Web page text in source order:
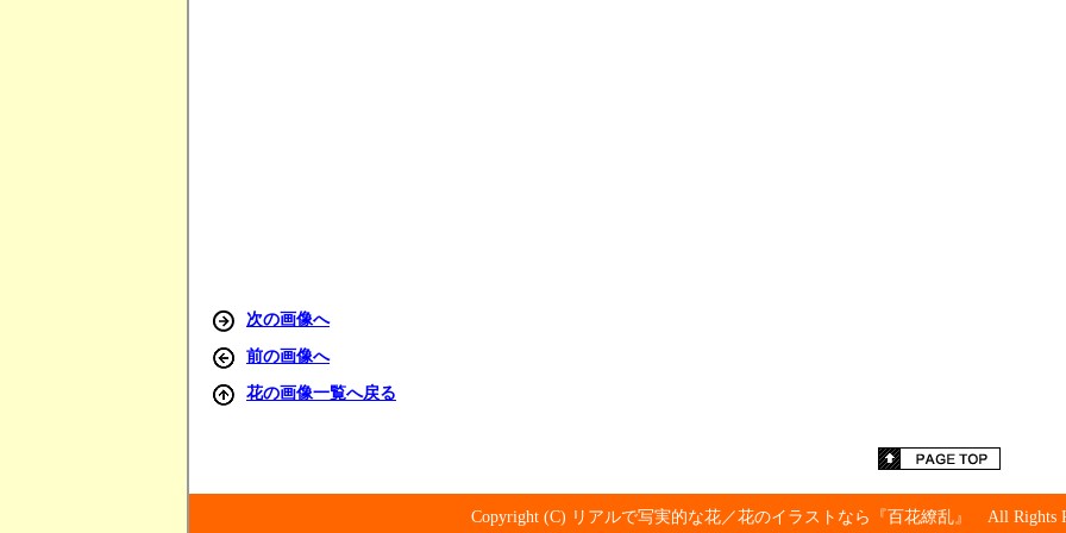
次の画像へ
前の画像へ
花の画像一覧へ戻る
Copyright (C) リアルで写実的な花／花のイラストなら『百花繚乱』 All Rights